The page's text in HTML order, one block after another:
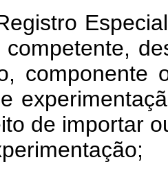
componente
de importar